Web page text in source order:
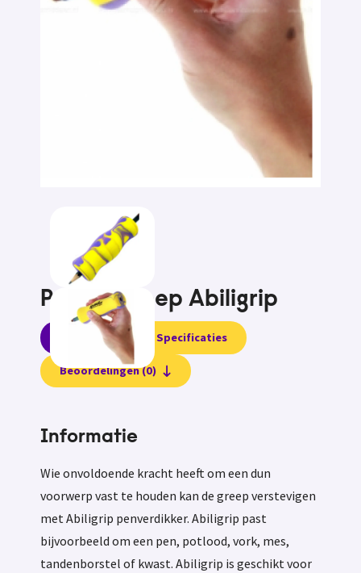
Pennengreep Abiligrip
Informatie Specificaties
Beoordelingen (0)
Informatie
Wie onvoldoende kracht heeft om een dun
voorwerp vast te houden kan de greep verstevigen
met Abiligrip penverdikker. Abiligrip past
bijvoorbeeld om een pen, potlood, vork, mes,
tandenborstel of kwast. Abiligrip is geschikt voor